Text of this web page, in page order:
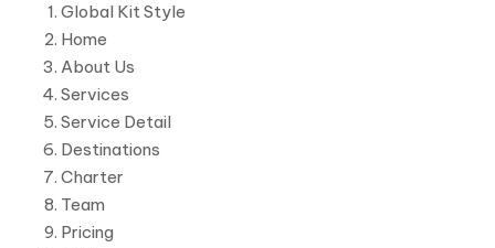
Global Kit Style
Home
About Us
Services
Service Detail
Destinations
Charter
Team
Pricing